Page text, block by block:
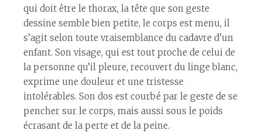
qui doit être le thorax, la tête que son geste
dessine semble bien petite, le corps est menu, il
s’agit selon toute vraisemblance du cadavre d’un
enfant. Son visage, qui est tout proche de celui de
la personne qu’il pleure, recouvert du linge blanc,
exprime une douleur et une tristesse
intolérables. Son dos est courbé par le geste de se
pencher sur le corps, mais aussi sous le poids
écrasant de la perte et de la peine.